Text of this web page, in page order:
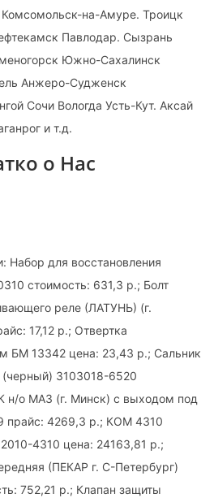
на-Амуре. Троицк
Павлодар. Сызрань
Южно-Сахалинск
Анжеро-Судженск
Сочи Вологда Усть-Кут. Аксай
и т.д.
о Нас
Набор для восстановления
стоимость: 631,3 р.; Болт
реле (ЛАТУНЬ) (г.
17,12 р.; Отвертка
БМ 13342 цена: 23,43 р.; Сальник
3103018-6520
н/о МАЗ (г. Минск) с выходом под
прайс: 4269,3 р.; КОМ 4310
4310 цена: 24163,81 р.;
(ПЕКАР г. С-Петербург)
752,21 р.; Клапан защиты